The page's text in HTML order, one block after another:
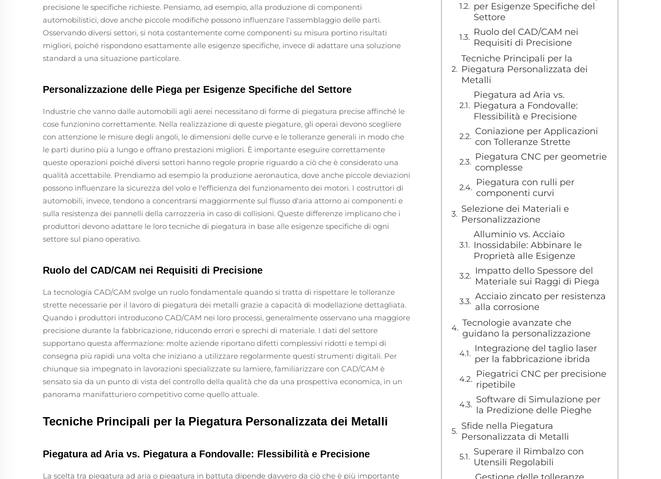
precisione le specifiche richieste. Pensiamo, ad esempio, alla produzione di componenti
automobilistici, dove anche piccole modifiche possono influenzare l'assemblaggio delle parti.
Osservando diversi settori, si nota costantemente come componenti su misura portino risultati
migliori, poiché rispondono esattamente alle esigenze specifiche, invece di adattare una soluzione
standard a una situazione particolare.
Personalizzazione delle Piega per Esigenze Specifiche del Settore
Industrie che vanno dalle automobili agli aerei necessitano di forme di piegatura precise affinché le
cose funzionino correttamente. Nella realizzazione di queste piegature, gli operai devono scegliere
con attenzione le misure degli angoli, le dimensioni delle curve e le tolleranze generali in modo che
le parti durino più a lungo e offrano prestazioni migliori. È importante eseguire correttamente
queste operazioni poiché diversi settori hanno regole proprie riguardo a ciò che è considerato una
qualità accettabile. Prendiamo ad esempio la produzione aeronautica, dove anche piccole deviazioni
possono influenzare la sicurezza del volo e l'efficienza del funzionamento dei motori. I costruttori di
automobili, invece, tendono a concentrarsi maggiormente sul flusso d'aria attorno ai componenti e
sulla resistenza dei pannelli della carrozzeria in caso di collisioni. Queste differenze implicano che i
produttori devono adattare le loro tecniche di piegatura in base alle esigenze specifiche di ogni
settore sul piano operativo.
Ruolo del CAD/CAM nei Requisiti di Precisione
La tecnologia CAD/CAM svolge un ruolo fondamentale quando si tratta di rispettare le tolleranze
strette necessarie per il lavoro di piegatura dei metalli grazie a capacità di modellazione dettagliata.
Quando i produttori introducono CAD/CAM nei loro processi, generalmente osservano una maggiore
precisione durante la fabbricazione, riducendo errori e sprechi di materiale. I dati del settore
supportano questa affermazione: molte aziende riportano difetti complessivi ridotti e tempi di
consegna più rapidi una volta che iniziano a utilizzare regolarmente questi strumenti digitali. Per
chiunque sia impegnato in lavorazioni specializzate su lamiere, familiarizzare con CAD/CAM è
sensato sia da un punto di vista del controllo della qualità che da una prospettiva economica, in un
panorama manifatturiero competitivo come quello attuale.
Tecniche Principali per la Piegatura Personalizzata dei Metalli
Piegatura ad Aria vs. Piegatura a Fondovalle: Flessibilità e Precisione
La scelta tra piegatura ad aria o piegatura in battuta dipende davvero da ciò che è più importante
per Esigenze Specifiche del
Settore
Ruolo del CAD/CAM nei
Requisiti di Precisione
Tecniche Principali per la
Piegatura Personalizzata dei
Metalli
Piegatura ad Aria vs.
Piegatura a Fondovalle:
Flessibilità e Precisione
Coniazione per Applicazioni
con Tolleranze Strette
Piegatura CNC per geometrie
complesse
Piegatura con rulli per
componenti curvi
Selezione dei Materiali e
Personalizzazione
Alluminio vs. Acciaio
Inossidabile: Abbinare le
Proprietà alle Esigenze
Impatto dello Spessore del
Materiale sui Raggi di Piega
Acciaio zincato per resistenza
alla corrosione
Tecnologie avanzate che
guidano la personalizzazione
Integrazione del taglio laser
per la fabbricazione ibrida
Piegatrici CNC per precisione
ripetibile
Software di Simulazione per
la Predizione delle Pieghe
Sfide nella Piegatura
Personalizzata di Metalli
Superare il Rimbalzo con
Utensili Regolabili